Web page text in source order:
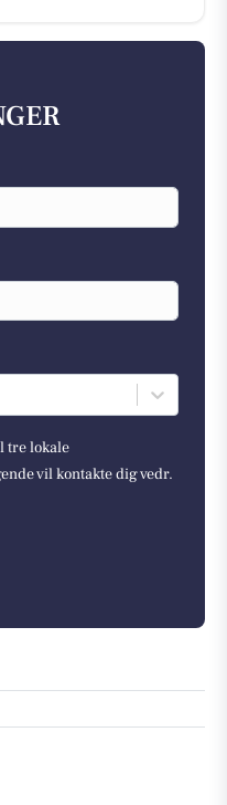
tre lokale
vil kontakte dig vedr.